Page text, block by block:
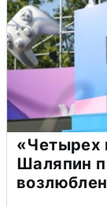
«Четырех
Шаляпин